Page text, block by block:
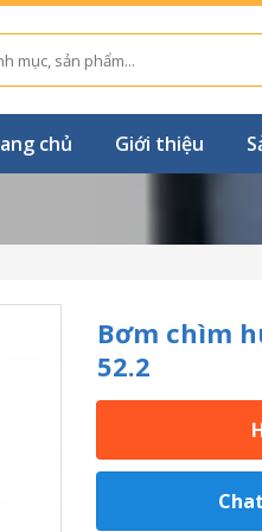
chủ Giới thiệu
Bơm chìm
52.2